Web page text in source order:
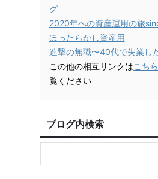
グ
2020年への資産運用の旅
ほったらかし資産用
進撃の無職〜40代で失業し
この他の相互リンクはこち
覧ください
ブログ内検索